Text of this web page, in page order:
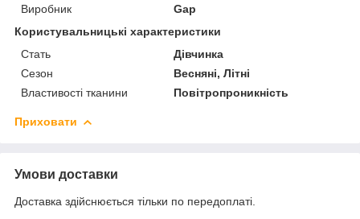
Виробник
Gap
Користувальницькі характеристики
Стать
Дівчинка
Сезон
Весняні, Літні
Властивості тканини
Повітропроникність
Приховати
Умови доставки
Доставка здійснюється тільки по передоплаті.